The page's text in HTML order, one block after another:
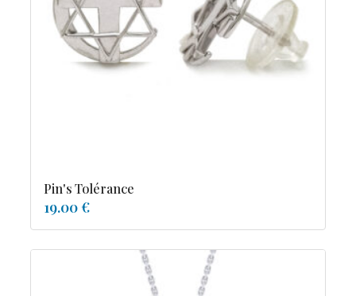
Pin's Tolérance
19.00 €